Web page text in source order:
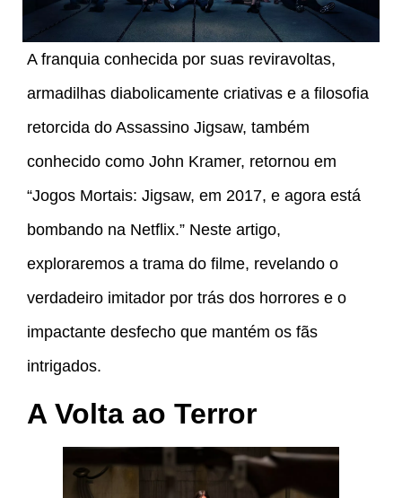
A franquia conhecida por suas reviravoltas,
armadilhas diabolicamente criativas e a filosofia
retorcida do Assassino Jigsaw, também
conhecido como John Kramer, retornou em
“Jogos Mortais: Jigsaw, em 2017, e agora está
bombando na Netflix.” Neste artigo,
exploraremos a trama do filme, revelando o
verdadeiro imitador por trás dos horrores e o
impactante desfecho que mantém os fãs
intrigados.
A Volta ao Terror